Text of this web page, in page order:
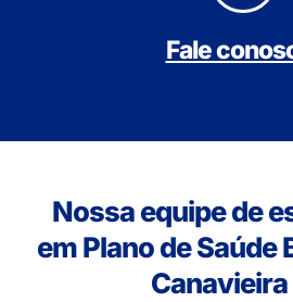
Fale
Nossa equipe de
em Plano de Saúde
Canavieira